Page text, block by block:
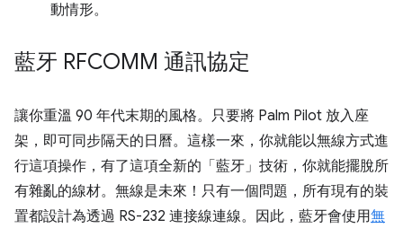
動情形。
藍牙 RFCOMM 通訊協定
讓你重溫 90 年代末期的風格。只要將 Palm Pilot 放入座
架，即可同步隔天的日曆。這樣一來，你就能以無線方式進
行這項操作，有了這項全新的「藍牙」技術，你就能擺脫所
有雜亂的線材。無線是未來！只有一個問題，所有現有的裝
置都設計為透過 RS-232 連接線連線。因此，藍牙會使用無